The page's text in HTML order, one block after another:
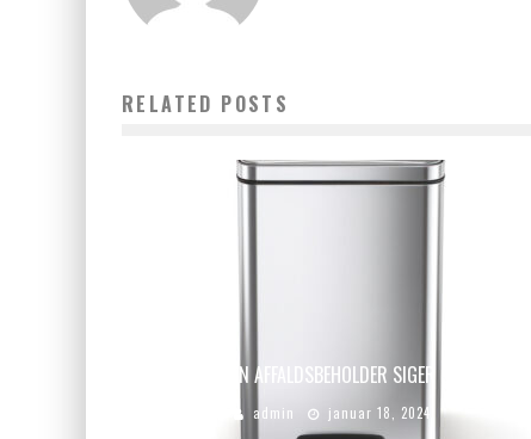
RELATED POSTS
HVAD DIN AFFALDSBEHOLDER SIGER OM DIG
admin januar 18, 2024